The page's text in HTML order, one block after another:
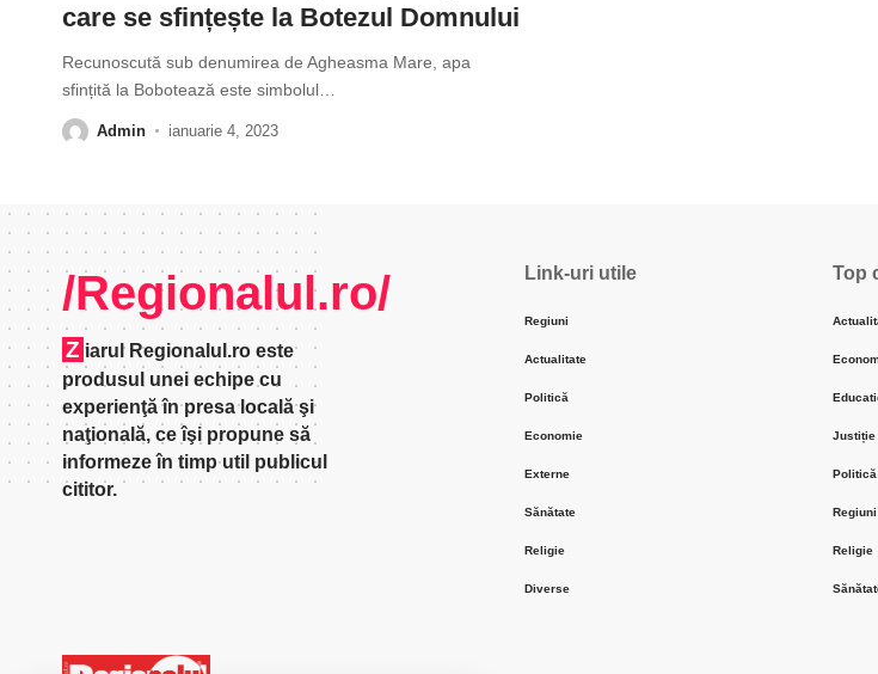
care se sfințește la Botezul Domnului
Recunoscută sub denumirea de Agheasma Mare, apa
sfințită la Bobotează este simbolul
Admin ianuarie 4, 2023
/Regionalul.ro/
Z iarul Regionalul.ro este
produsul unei echipe cu
experienţă în presa locală şi
naţională, ce îşi propune să
informeze în timp util publicul
cititor.
Link-uri utile
Regiuni
Actualitate
Politică
Economie
Externe
Sănătate
Religie
Diverse
Top
Justiție
Politică
Regiuni
Religie